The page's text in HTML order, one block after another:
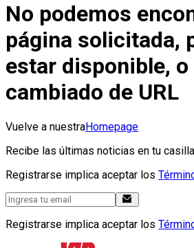
No podemos
página solicitada,
estar disponible, o
cambiado de URL
Vuelve a nuestraHomepage
Recibe las últimas noticias en tu
Registrarse implica aceptar los
Registrarse implica aceptar los